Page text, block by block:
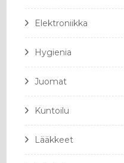
Elektroniikka
Hygienia
Juomat
Kuntoilu
Lääkkeet